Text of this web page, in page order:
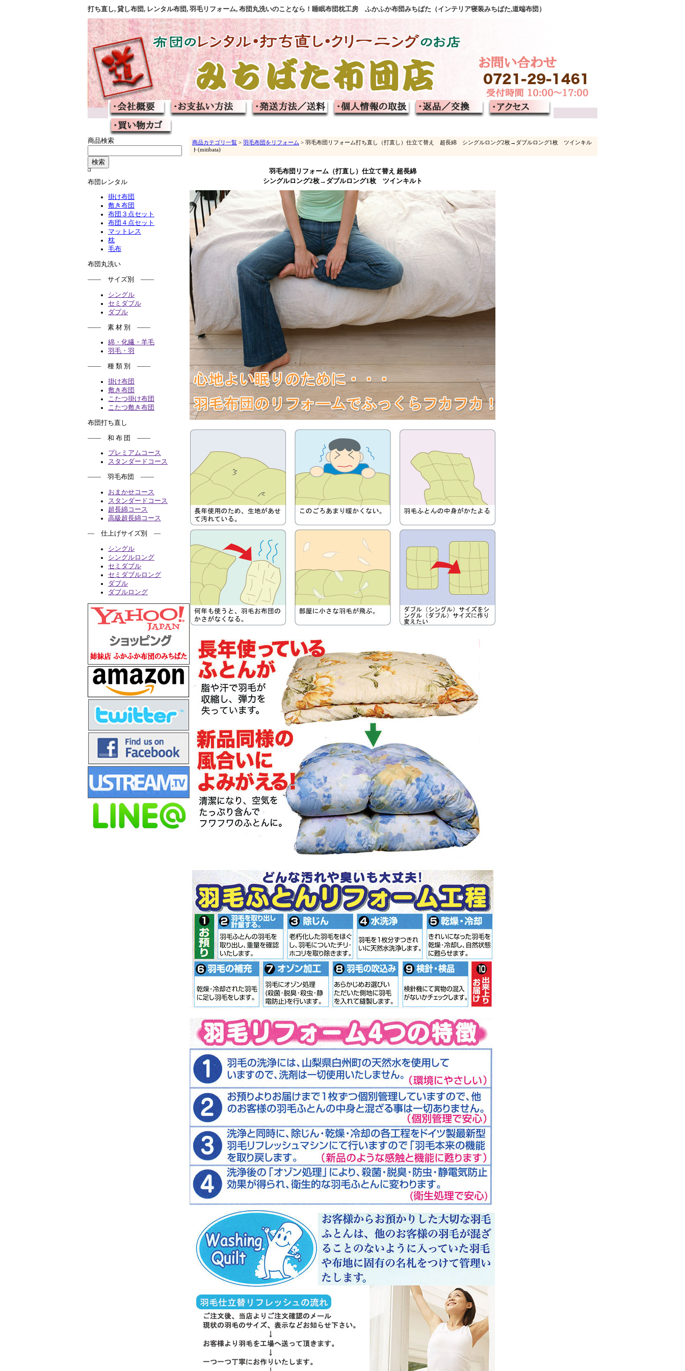
打ち直し, 貸し布団, レンタル布団, 羽毛リフォーム, 布団丸洗いのことなら！睡眠布団枕工房 ふかふか布団みちばた（インテリア寝装みちばた,道端布団）
商品検索
布団レンタル
掛け布団
敷き布団
布団３点セット
布団４点セット
マットレス
枕
毛布
布団丸洗い
―― サイズ別 ――
シングル
セミダブル
ダブル
―― 素 材 別 ――
綿・化繊・羊毛
羽毛・羽
―― 種 類 別 ――
掛け布団
敷き布団
こたつ掛け布団
こたつ敷き布団
布団打ち直し
―― 和 布 団 ――
プレミアムコース
スタンダードコース
―― 羽毛布団 ――
おまかせコース
スタンダードコース
超長綿コース
高級超長綿コース
― 仕上げサイズ別 ―
シングル
シングルロング
セミダブル
セミダブルロング
ダブル
ダブルロング
商品カテゴリ一覧 > 羽毛布団をリフォーム > 羽毛布団リフォーム打ち直し（打直し）仕立て替え 超長綿 シングルロング2枚→ダブルロング1枚 ツインキル
ト(mitibata)
羽毛布団リフォーム（打直し）仕立て替え 超長綿
シングルロング2枚→ダブルロング1枚 ツインキルト